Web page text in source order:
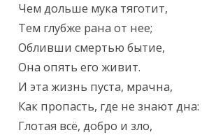
Чем дольше мука тяготит,
Тем глубже рана от нее;
Обливши смертью бытие,
Она опять его живит.
И эта жизнь пуста, мрачна,
Как пропасть, где не знают дна:
Глотая всё, добро и зло,